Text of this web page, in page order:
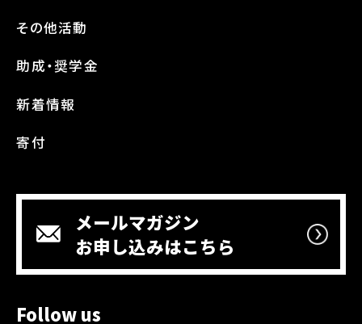
その他活動
助成・奨学金
新着情報
寄付
メールマガジン
お申し込みはこちら
Follow us